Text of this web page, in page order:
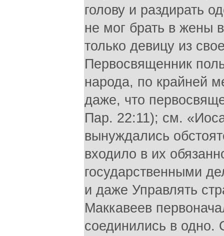
голову и раздирать
не мог брать в жены
только девицу из
Первосвященник
народа, по крайней
даже, что
Пар. 22:11); см.
вынуждались
входило в их
государственными
и даже Управлять
Маккавеев
соединились в одно.